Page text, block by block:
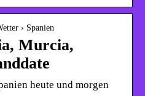
› Spanien
Murcia,
heute und morgen